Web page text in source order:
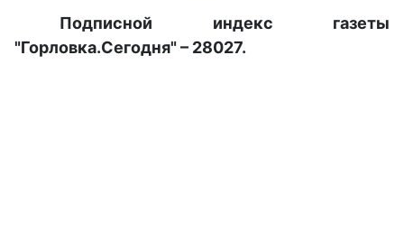
Подписной индекс газеты
"Горловка.Сегодня" – 28027.